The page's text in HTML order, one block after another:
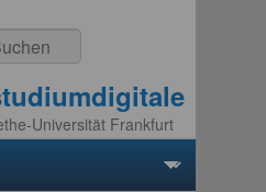
Universität Frankfurt